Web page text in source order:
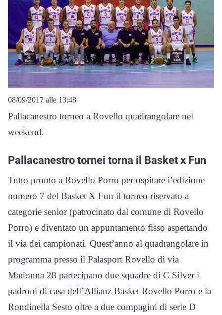
08/09/2017 alle 13:48
Pallacanestro torneo a Rovello quadrangolare nel
weekend.
Pallacanestro tornei torna il Basket x Fun
Tutto pronto a Rovello Porro per ospitare i’edizione
numero 7 del Basket X Fun il torneo riservato a
categorie senior (patrocinato dal comune di Rovello
Porro) e diventato un appuntamento fisso aspettando
il via dei campionati. Quest’anno al quadrangolare in
programma presso il Palasport Rovello di via
Madonna 28 partecipano due squadre di C Silver i
padroni di casa dell’Allianz Basket Rovello Porro e la
Rondinella Sesto oltre a due compagini di serie D